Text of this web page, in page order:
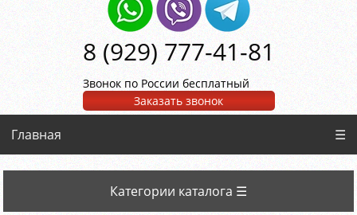
8 (929) 777-41-81
Звонок по России бесплатный
Заказать звонок
Главная ☰
Категории каталога ☰